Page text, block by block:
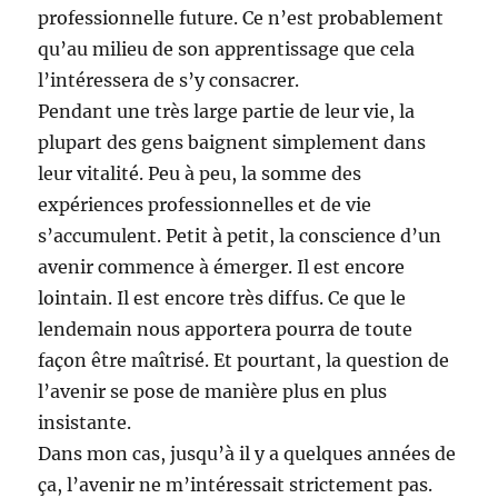
professionnelle future. Ce n’est probablement
qu’au milieu de son apprentissage que cela
l’intéressera de s’y consacrer.
Pendant une très large partie de leur vie, la
plupart des gens baignent simplement dans
leur vitalité. Peu à peu, la somme des
expériences professionnelles et de vie
s’accumulent. Petit à petit, la conscience d’un
avenir commence à émerger. Il est encore
lointain. Il est encore très diffus. Ce que le
lendemain nous apportera pourra de toute
façon être maîtrisé. Et pourtant, la question de
l’avenir se pose de manière plus en plus
insistante.
Dans mon cas, jusqu’à il y a quelques années de
ça, l’avenir ne m’intéressait strictement pas.